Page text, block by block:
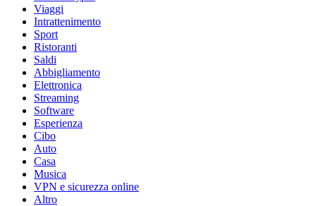
Viaggi
Intrattenimento
Sport
Ristoranti
Saldi
Abbigliamento
Elettronica
Streaming
Software
Esperienza
Cibo
Auto
Casa
Musica
VPN e sicurezza online
Altro